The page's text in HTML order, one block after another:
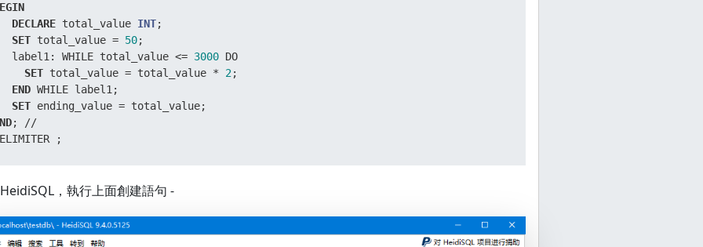
DECLARE total_value INT;
SET total_value = 50;
label1: WHILE total_value
<= 3000 DO
SET total_value = total_value * 2 ;
END WHILE label1;
SET ending_value =
; //
;
，執行上面創建語句 -